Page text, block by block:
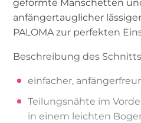
geformte Manschetten
anfängertauglicher
PALOMA zur perfekten
Beschreibung des
einfacher,
Teilungsnähte im
in einem leichten